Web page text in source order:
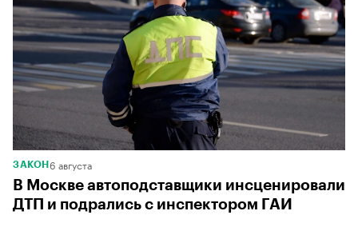
ЗАКОН 6 августа
В Москве автоподставщики инсценировали
ДТП и подрались с инспектором ГАИ